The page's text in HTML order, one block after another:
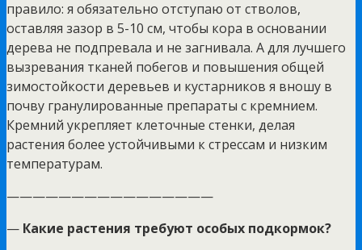
правило: я обязательно отступаю от стволов,
оставляя зазор в 5-10 см, чтобы кора в основании
дерева не подпревала и не загнивала. А для лучшего
вызревания тканей побегов и повышения общей
зимостойкости деревьев и кустарников я вношу в
почву гранулированные препараты с кремнием.
Кремний укрепляет клеточные стенки, делая
растения более устойчивыми к стрессам и низким
температурам.
————————————————
— Какие растения требуют особых подкормок?